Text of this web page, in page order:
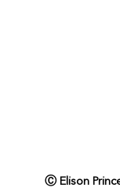
Ⓒ Elison